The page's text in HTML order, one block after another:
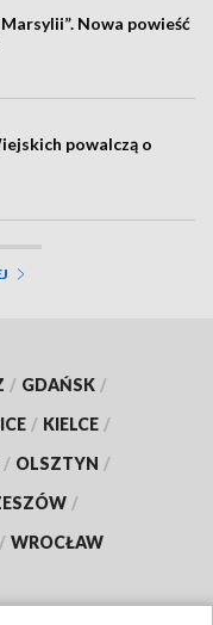
Nowa powieść
powalczą o
/ GDAŃSK /
/ KIELCE /
/ OLSZTYN /
/
/ WROCŁAW